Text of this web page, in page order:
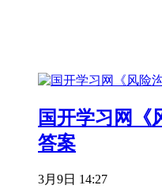
国开学习网《
答案
3月9日 14:27